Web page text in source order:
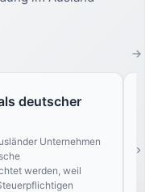
deutscher
Unternehmen
werden, weil
und